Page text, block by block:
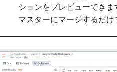
ションをプレビューでき
マスターにマージするだけ